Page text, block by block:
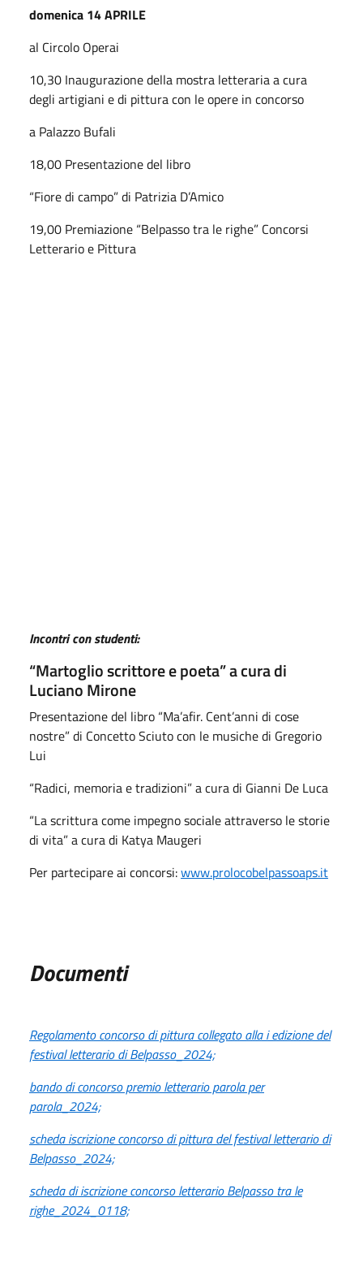
domenica 14 APRILE
al Circolo Operai
10,30 Inaugurazione della mostra letteraria a cura
degli artigiani e di pittura con le opere in concorso
a Palazzo Bufali
18,00 Presentazione del libro
“Fiore di campo” di Patrizia D’Amico
19,00 Premiazione “Belpasso tra le righe” Concorsi
Letterario e Pittura
Incontri con studenti:
“Martoglio scrittore e poeta” a cura di
Luciano Mirone
Presentazione del libro “Ma’afir. Cent’anni di cose
nostre” di Concetto Sciuto con le musiche di Gregorio
Lui
“Radici, memoria e tradizioni” a cura di Gianni De Luca
“La scrittura come impegno sociale attraverso le storie
di vita” a cura di Katya Maugeri
Per partecipare ai concorsi:www.prolocobelpassoaps.it
Documenti
Regolamento concorso di pittura collegato alla i edizione del
festival letterario di Belpasso_2024;
bando di concorso premio letterario parola per
parola_2024;
scheda iscrizione concorso di pittura del festival letterario di
Belpasso_2024;
scheda di iscrizione concorso letterario Belpasso tra le
righe_2024_0118;